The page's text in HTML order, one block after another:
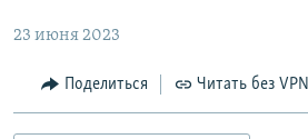
Вернутся
МНЕНИЯ
КУЛЬТУРА
23 июня 2023
Поделиться Читать без VPN